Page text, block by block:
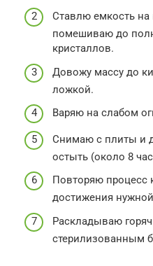
Ставлю емкость
помешиваю до
кристаллов.
Довожу массу до
ложкой.
Варяю на слабом
Снимаю с плиты и
остыть (около 8
Повторяю процесс
достижения
Раскладываю
стерилизованным